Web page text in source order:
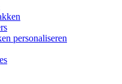
personaliseren